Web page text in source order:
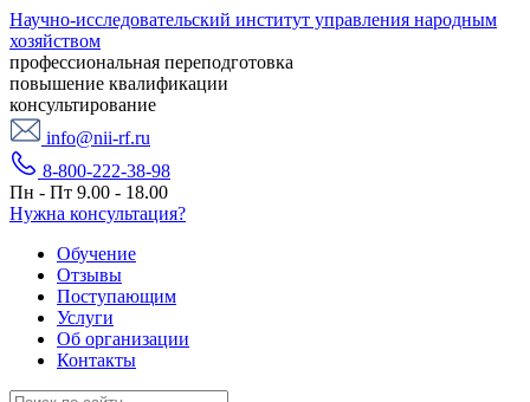
Научно-исследовательский институт управления народным
хозяйством
профессиональная переподготовка
повышение квалификации
консультирование
info@nii-rf.ru
8-800-222-38-98
Пн - Пт 9.00 - 18.00
Нужна консультация?
Обучение
Отзывы
Поступающим
Услуги
Об организации
Контакты